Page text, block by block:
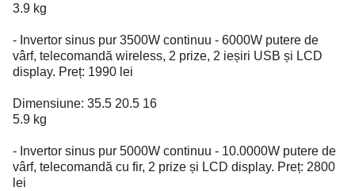
3.9 kg
- Invertor sinus pur 3500W continuu - 6000W putere de
vârf, telecomandă wireless, 2 prize, 2 ieșiri USB și LCD
display. Preț: 1990 lei
Dimensiune: 35.5 20.5 16
5.9 kg
- Invertor sinus pur 5000W continuu - 10.0000W putere de
vârf, telecomandă cu fir, 2 prize și LCD display. Preț: 2800
lei